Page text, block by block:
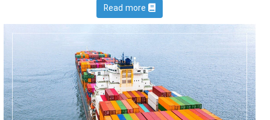
Read more